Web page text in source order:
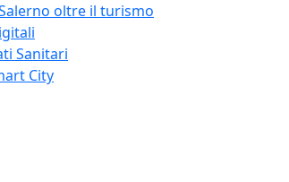
oltre il turismo
Sanitari
City